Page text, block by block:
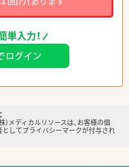
単入力！
）メディカルリソースは、お客様の個
してプライバシーマークが付与され